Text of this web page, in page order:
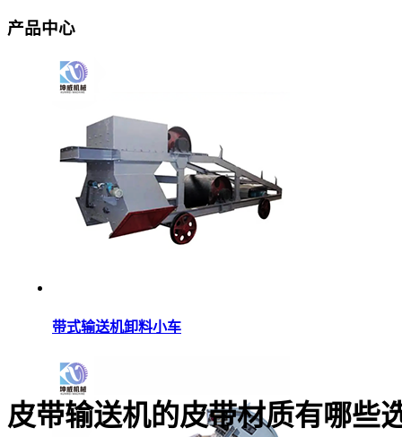
产品中心
带式输送机卸料小车
皮带输送机的皮带材质有哪些